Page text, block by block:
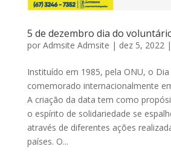
5 de dezembro dia do
por Admsite Admsite | dez 5, 2022 |
Instituído em 1985, pela ONU, o
comemorado internacionalmente
A criação da data tem como
o espírito de solidariedade se
através de diferentes ações
países. O...